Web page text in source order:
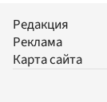
Редакция
Реклама
Карта сайта